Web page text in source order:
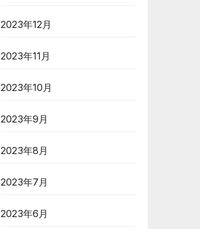
2023年12月
2023年11月
2023年10月
2023年9月
2023年8月
2023年7月
2023年6月